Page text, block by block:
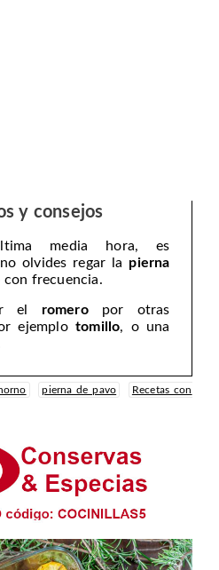
y consejos
media hora, es
olvides regar la pierna
con frecuencia.
el romeropor otras
ejemplo tomillo, o una
pierna de pavo Recetas con